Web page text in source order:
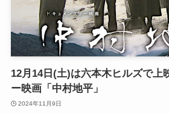
12月14日(土)は六本木ヒルズで上
ー映画「中村地平」
2024年11月9日